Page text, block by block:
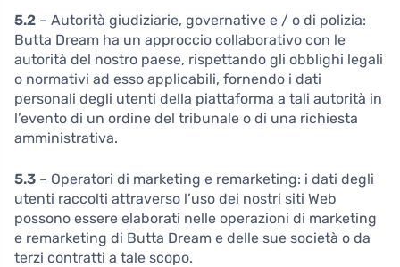
5.2 – Autorità giudiziarie, governative e / o di polizia:
Butta Dream ha un approccio collaborativo con le
autorità del nostro paese, rispettando gli obblighi legali
o normativi ad esso applicabili, fornendo i dati
personali degli utenti della piattaforma a tali autorità in
l’evento di un ordine del tribunale o di una richiesta
amministrativa.
5.3 – Operatori di marketing e remarketing: i dati degli
utenti raccolti attraverso l’uso dei nostri siti Web
possono essere elaborati nelle operazioni di marketing
e remarketing di Butta Dream e delle sue società o da
terzi contratti a tale scopo.